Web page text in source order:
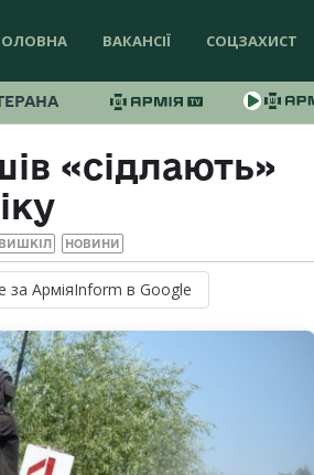
ВАКАНСІЇ СОЦЗАХИСТ
«сідлають»
НОВИНИ
за АрміяInform в Google